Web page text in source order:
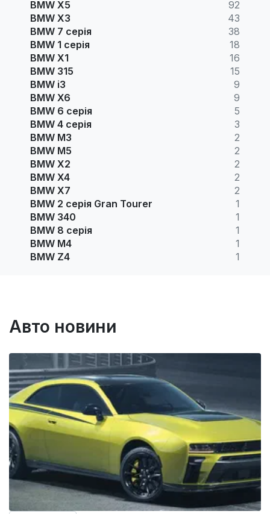
BMW X5
92
BMW X3
43
BMW 7 серія
38
BMW 1 серія
18
BMW X1
16
BMW 315
15
BMW i3
9
BMW X6
9
BMW 6 серія
5
BMW 4 серія
3
BMW M3
2
BMW M5
2
BMW X2
2
BMW X4
2
BMW X7
2
BMW 2 серія Gran Tourer
1
BMW 340
1
BMW 8 серія
1
BMW M4
1
BMW Z4
1
Авто новини